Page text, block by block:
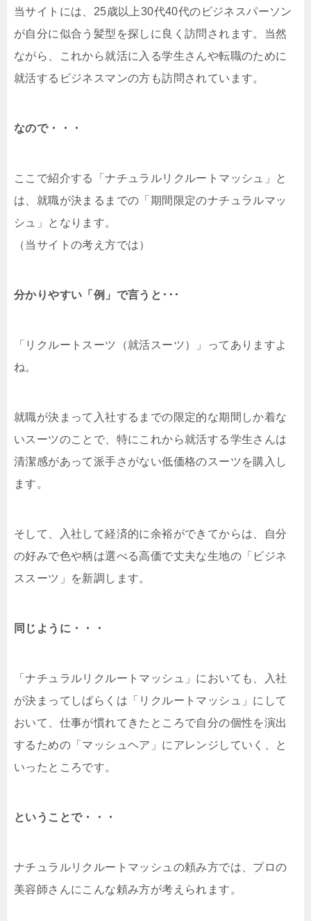
当サイトには、25歳以上30代40代のビジネスパーソン
が自分に似合う髪型を探しに良く訪問されます。当然
ながら、これから就活に入る学生さんや転職のために
就活するビジネスマンの方も訪問されています。
なので・・・
ここで紹介する「ナチュラルリクルートマッシュ」と
は、就職が決まるまでの「期間限定のナチュラルマッ
シュ」となります。
（当サイトの考え方では）
分かりやすい「例」で言うと･･･
「リクルートスーツ（就活スーツ）」ってありますよ
ね。
就職が決まって入社するまでの限定的な期間しか着な
いスーツのことで、特にこれから就活する学生さんは
清潔感があって派手さがない低価格のスーツを購入し
ます。
そして、入社して経済的に余裕ができてからは、自分
の好みで色や柄は選べる高価で丈夫な生地の「ビジネ
ススーツ」を新調します。
同じように・・・
「ナチュラルリクルートマッシュ」においても、入社
が決まってしばらくは「リクルートマッシュ」にして
おいて、仕事が慣れてきたところで自分の個性を演出
するための「マッシュヘア」にアレンジしていく、と
いったところです。
ということで・・・
ナチュラルリクルートマッシュの頼み方では、プロの
美容師さんにこんな頼み方が考えられます。